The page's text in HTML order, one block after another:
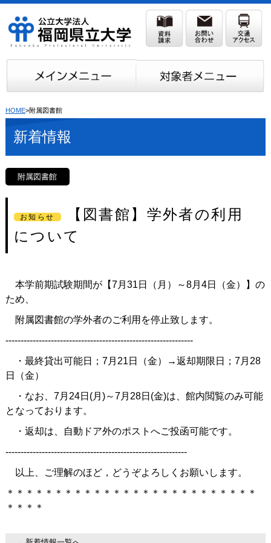
HOME>附属図書館
新着情報
附属図書館
お知らせ
【図書館】学外者の利用
について
本学前期試験期間が【7月31日（月）～8月4日（金）】の
ため、
附属図書館の学外者のご利用を停止致します。
--------------------------------------------------------------
・最終貸出可能日；7月21日（金）→返却期限日；7月28
日（金）
・なお、7月24日(月)～7月28日(金)は、館内閲覧のみ可能
となっております。
・返却は、自動ドア外のポストへご投函可能です。
------------------------------------------------------------
以上、ご理解のほど，どうぞよろしくお願いします。
＊＊＊＊＊＊＊＊＊＊＊＊＊＊＊＊＊＊＊＊＊＊＊＊＊＊
＊＊＊＊